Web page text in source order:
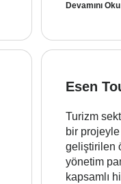
Devamını Oku
Esen
Turizm
bir projeyle
geliştirilen
yönetim
kapsamlı